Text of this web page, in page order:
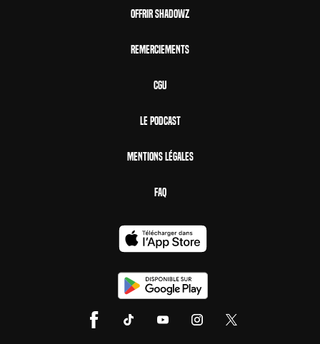
Offrir Shadowz
Remerciements
CGU
Le Podcast
Mentions Légales
FAQ